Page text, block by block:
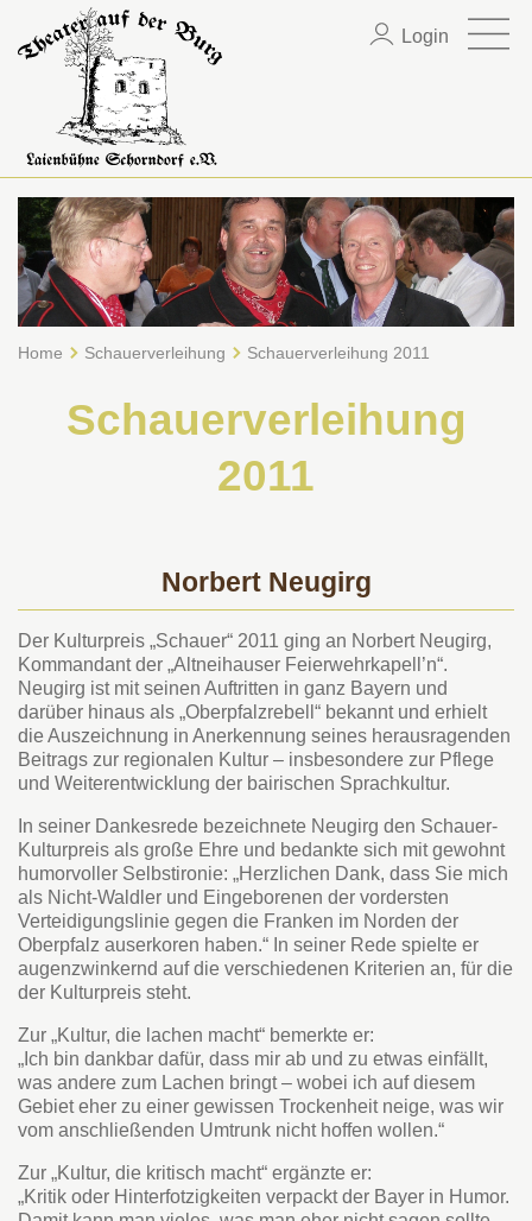
Login
Home Schauerverleihung Schauerverleihung 2011
Schauerverleihung
2011
Norbert Neugirg
Der Kulturpreis „Schauer“ 2011 ging an Norbert Neugirg,
Kommandant der „Altneihauser Feierwehrkapell’n“.
Neugirg ist mit seinen Auftritten in ganz Bayern und
darüber hinaus als „Oberpfalzrebell“ bekannt und erhielt
die Auszeichnung in Anerkennung seines herausragenden
Beitrags zur regionalen Kultur – insbesondere zur Pflege
und Weiterentwicklung der bairischen Sprachkultur.
In seiner Dankesrede bezeichnete Neugirg den Schauer-
Kulturpreis als große Ehre und bedankte sich mit gewohnt
humorvoller Selbstironie: „Herzlichen Dank, dass Sie mich
als Nicht-Waldler und Eingeborenen der vordersten
Verteidigungslinie gegen die Franken im Norden der
Oberpfalz auserkoren haben.“ In seiner Rede spielte er
augenzwinkernd auf die verschiedenen Kriterien an, für die
der Kulturpreis steht.
Zur „Kultur, die lachen macht“ bemerkte er:
„Ich bin dankbar dafür, dass mir ab und zu etwas einfällt,
was andere zum Lachen bringt – wobei ich auf diesem
Gebiet eher zu einer gewissen Trockenheit neige, was wir
vom anschließenden Umtrunk nicht hoffen wollen.“
Zur „Kultur, die kritisch macht“ ergänzte er:
„Kritik oder Hinterfotzigkeiten verpackt der Bayer in Humor.